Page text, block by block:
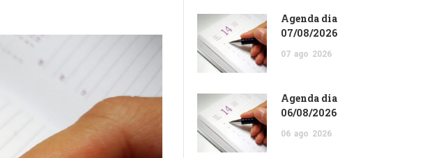
Agenda dia
07/08/2026
07 ago 2026
Agenda dia
06/08/2026
06 ago 2026